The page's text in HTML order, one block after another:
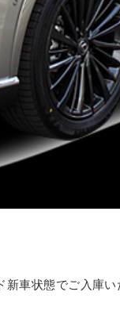
車状態でご入庫い